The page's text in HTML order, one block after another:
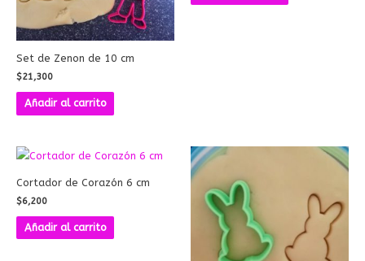
Set de Zenon de 10 cm
$21,300
Añadir al carrito
Cortador de Corazón 6 cm
$6,200
Añadir al carrito